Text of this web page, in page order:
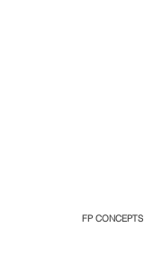
FP CONCEPTS